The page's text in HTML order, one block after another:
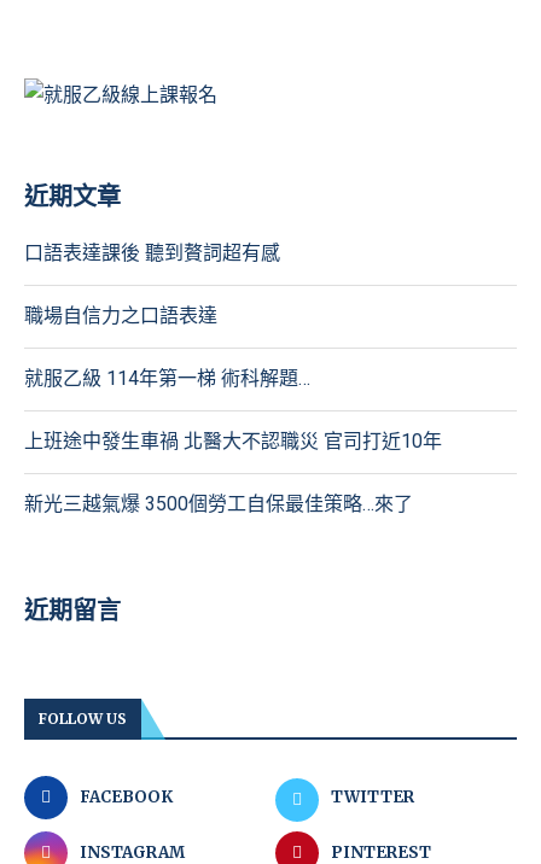
近期文章
口語表達課後 聽到贅詞超有感
職場自信力之口語表達
就服乙級 114年第一梯 術科解題…
上班途中發生車禍 北醫大不認職災 官司打近10年
新光三越氣爆 3500個勞工自保最佳策略…來了
近期留言
FOLLOW US
FACEBOOK TWITTER
INSTAGRAM PINTEREST